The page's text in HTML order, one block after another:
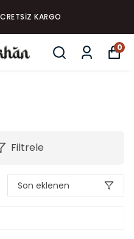
KARGO
0
Filtrele
Son eklenen